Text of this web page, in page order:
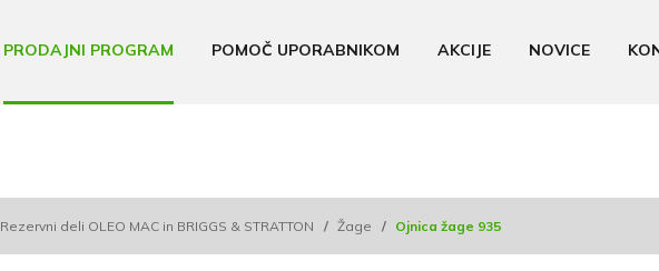
PRODAJNI PROGRAM POMOČ UPORABNIKOM AKCIJE NOVICE
Rezervni deli OLEO MAC in BRIGGS & STRATTON / Žage / Ojnica žage 935